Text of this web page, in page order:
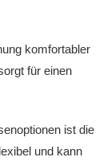
komfortabler
für einen
ist die
und kann